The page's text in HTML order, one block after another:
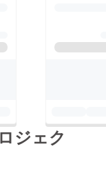
いいた
字・記
号は使
用でき
ジェク